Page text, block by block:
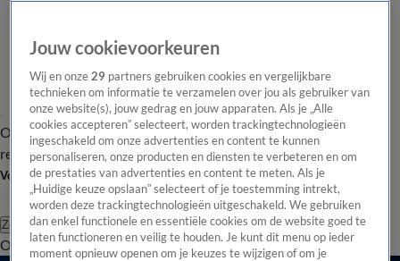
Overzicht Laatste nieuws Regionieuws Het beste van Hart
Tip de
redactie
Volg Hart van Nederland
Zoeken
OverzichtRegioUitzendingenWeerTip de redactiePanelVideo's
Jouw cookievoorkeuren
Wij en onze29 partners gebruiken cookies en vergelijkbare
technieken om informatie te verzamelen over jou als gebruiker van
onze website(s), jouw gedrag en jouw apparaten. Als je „Alle
cookies accepteren” selecteert, worden trackingtechnologieën
ingeschakeld om onze advertenties en content te kunnen
personaliseren, onze producten en diensten te verbeteren en om
de prestaties van advertenties en content te meten. Als je
„Huidige keuze opslaan” selecteert of je toestemming intrekt,
worden deze trackingtechnologieën uitgeschakeld. We gebruiken
dan enkel functionele en essentiële cookies om de website goed te
laten functioneren en veilig te houden. Je kunt dit menu op ieder
moment opnieuw openen om je keuzes te wijzigen of om je